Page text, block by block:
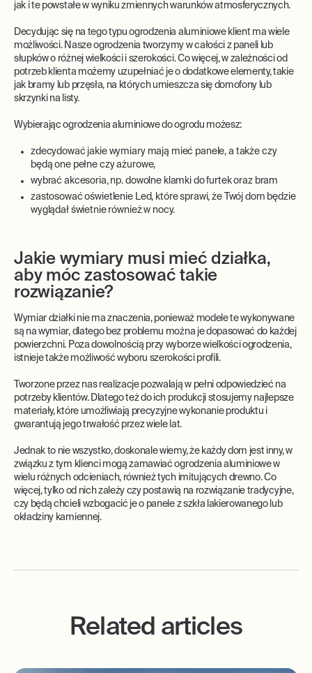
jak i te powstałe w wyniku zmiennych warunków atmosferycznych.
Decydując się na tego typu ogrodzenia aluminiowe klient ma wiele
możliwości. Nasze ogrodzenia tworzymy w całości z paneli lub
słupków o różnej wielkości i szerokości. Co więcej, w zależności od
potrzeb klienta możemy uzupełniać je o dodatkowe elementy, takie
jak bramy lub przęsła, na których umieszcza się domofony lub
skrzynki na listy.
Wybierając ogrodzenia aluminiowe do ogrodu możesz:
zdecydować jakie wymiary mają mieć panele, a także czy
będą one pełne czy ażurowe,
wybrać akcesoria, np. dowolne klamki do furtek oraz bram
zastosować oświetlenie Led, które sprawi, że Twój dom będzie
wyglądał świetnie również w nocy.
Jakie wymiary musi mieć działka,
aby móc zastosować takie
rozwiązanie?
Wymiar działki nie ma znaczenia, ponieważ modele te wykonywane
są na wymiar, dlatego bez problemu można je dopasować do każdej
powierzchni. Poza dowolnością przy wyborze wielkości ogrodzenia,
istnieje także możliwość wyboru szerokości profili.
Tworzone przez nas realizacje pozwalają w pełni odpowiedzieć na
potrzeby klientów. Dlatego też do ich produkcji stosujemy najlepsze
materiały, które umożliwiają precyzyjne wykonanie produktu i
gwarantują jego trwałość przez wiele lat.
Jednak to nie wszystko, doskonale wiemy, że każdy dom jest inny, w
związku z tym klienci mogą zamawiać ogrodzenia aluminiowe w
wielu różnych odcieniach, również tych imitujących drewno. Co
więcej, tylko od nich zależy czy postawią na rozwiązanie tradycyjne,
czy będą chcieli wzbogacić je o panele z szkła lakierowanego lub
okładziny kamiennej.
Related articles